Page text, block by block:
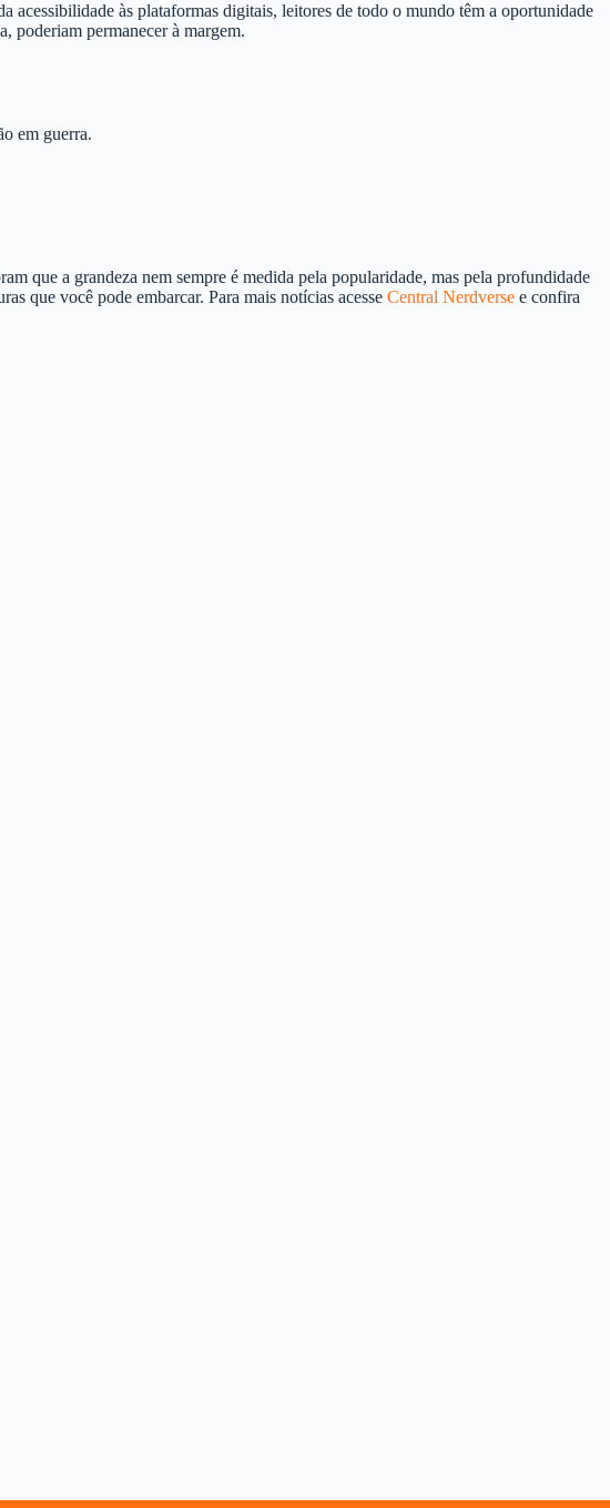
acessibilidade às plataformas digitais, leitores de todo o mundo têm a oportunidade
poderiam permanecer à margem.
em guerra.
que a grandeza nem sempre é medida pela popularidade, mas pela profundidade
que você pode embarcar. Para mais notícias acesse Central Nerdverse e confira